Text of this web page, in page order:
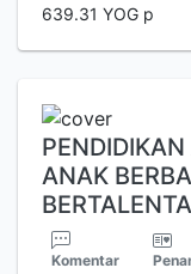
639.31 YOG p
ANAK
BERTALENTA
Komentar